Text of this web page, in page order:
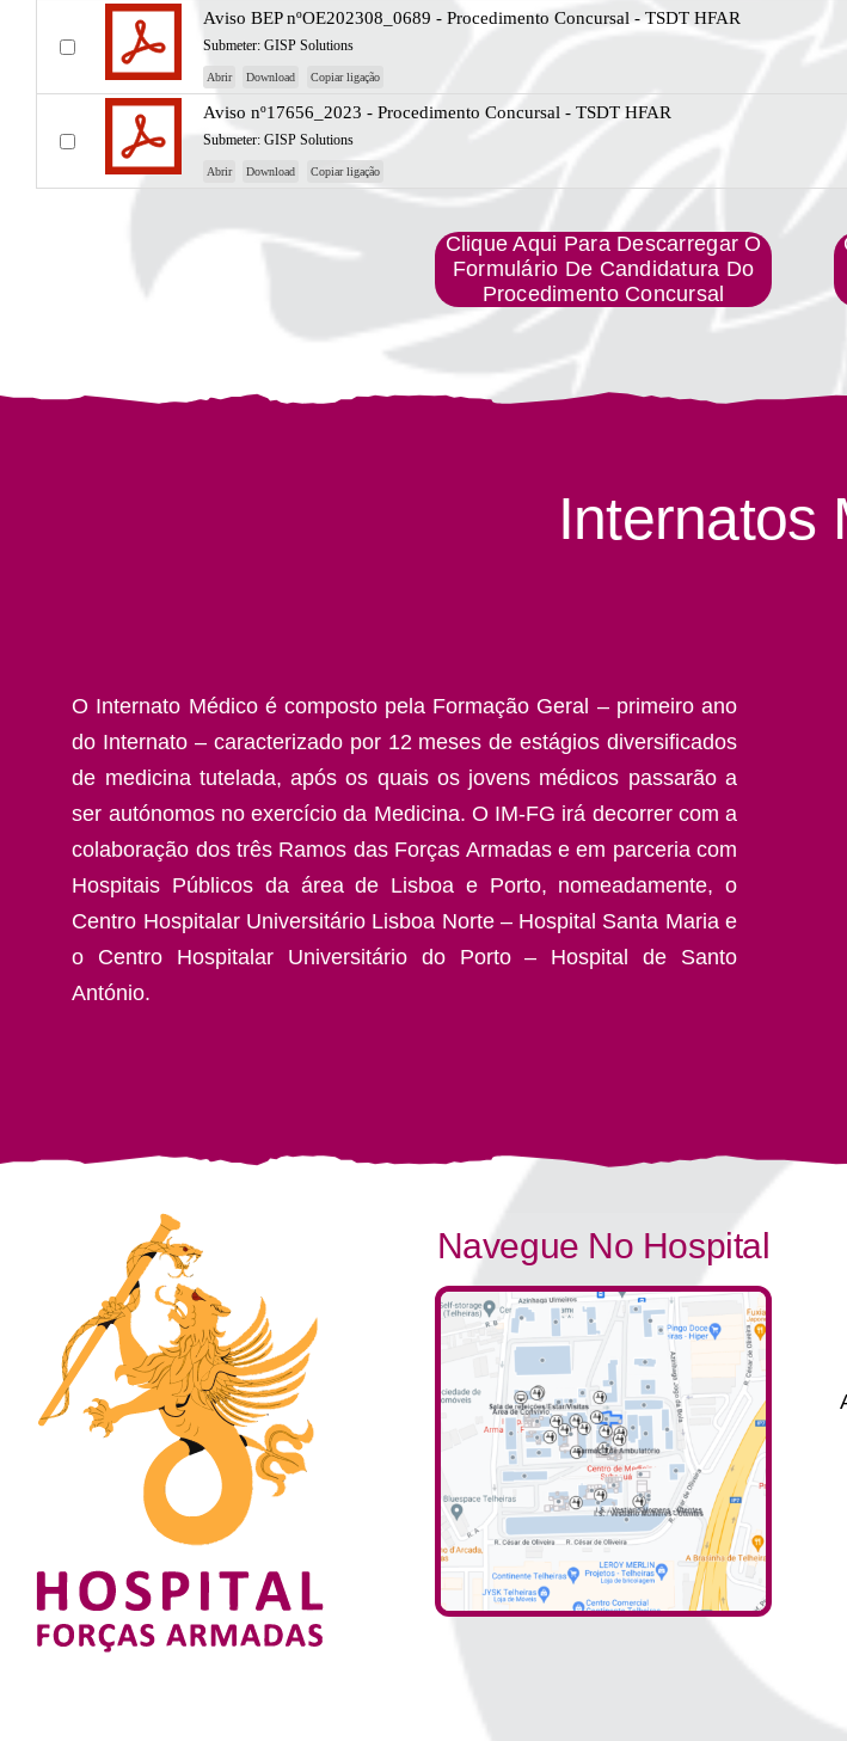
Aviso BEP nºOE202308_0689 - Procedimento Concursal - TSDT HFAR
Submeter: GISP Solutions
Abrir Download Copiar ligação
Aviso nº17656_2023 - Procedimento Concursal - TSDT HFAR
Submeter: GISP Solutions
Abrir Download Copiar ligação
Clique Aqui Para Descarregar O
Formulário De Candidatura Do
Procedimento Concursal
Internatos
O Internato Médico é composto pela Formação Geral – primeiro ano
do Internato – caracterizado por 12 meses de estágios diversificados
de medicina tutelada, após os quais os jovens médicos passarão a
ser autónomos no exercício da Medicina. O IM-FG irá decorrer com a
colaboração dos três Ramos das Forças Armadas e em parceria com
Hospitais Públicos da área de Lisboa e Porto, nomeadamente, o
Centro Hospitalar Universitário Lisboa Norte – Hospital Santa Maria e
o Centro Hospitalar Universitário do Porto – Hospital de Santo
António.
Navegue No Hospital